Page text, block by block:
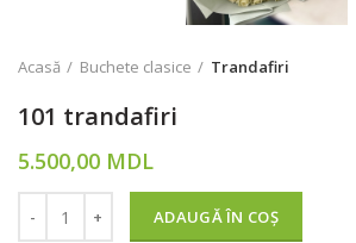
Acasă Buchete clasice Trandafiri
101 trandafiri
5.500,00 MDL
ADAUGĂ ÎN COȘ